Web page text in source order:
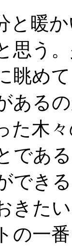
暖
う。
眺め
ある
た木
であ
でき
きた
の一